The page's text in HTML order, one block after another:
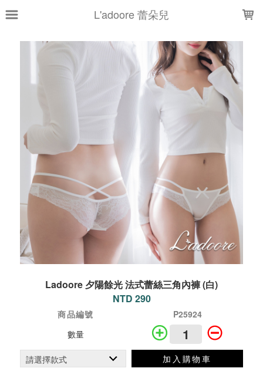
L'adoore 蕾朵兒
Ladoore 夕陽餘光 法式蕾絲三角內褲 (白)
NTD 290
商品編號
P25924
數量
加入購物車